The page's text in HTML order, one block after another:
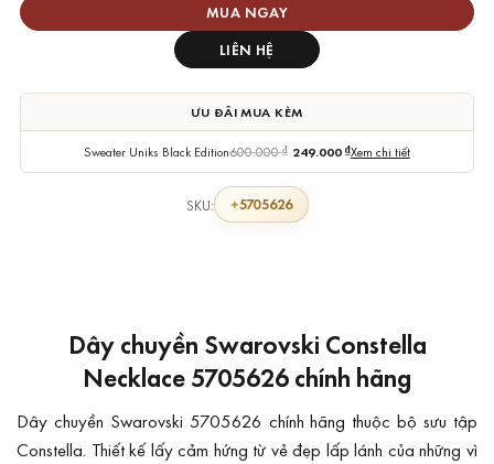
MUA NGAY
LIÊN HỆ
ƯU ĐÃI MUA KÈM
Sweater Uniks Black Edition600.000₫ 249.000 ₫Xem chi tiết
SKU: 5705626
Dây chuyền Swarovski Constella
Necklace 5705626 chính hãng
Dây chuyền Swarovski 5705626 chính hãng thuộc bộ sưu tập
Constella. Thiết kế lấy cảm hứng từ vẻ đẹp lấp lánh của những vì